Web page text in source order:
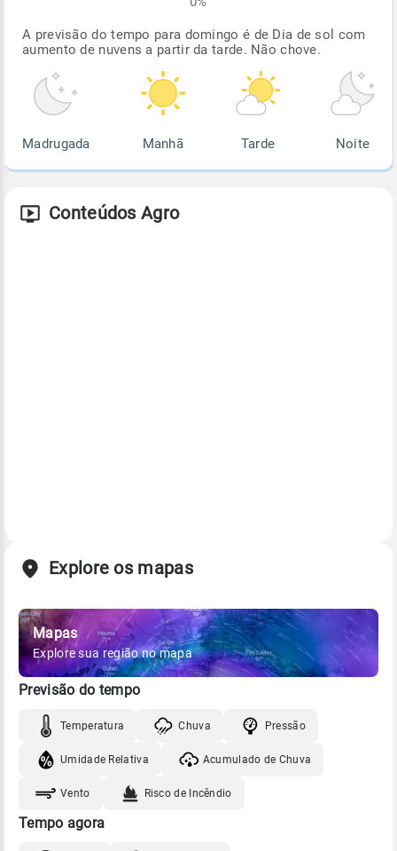
A previsão do tempo para domingo é de Dia de sol com
aumento de nuvens a partir da tarde. Não chove.
Madrugada Manhã Tarde Noite
Conteúdos Agro
Explore os mapas
Mapas
Explore sua região no mapa
Previsão do tempo
Temperatura Chuva Pressão
Umidade Relativa Acumulado de Chuva
Vento Risco de Incêndio
Tempo agora